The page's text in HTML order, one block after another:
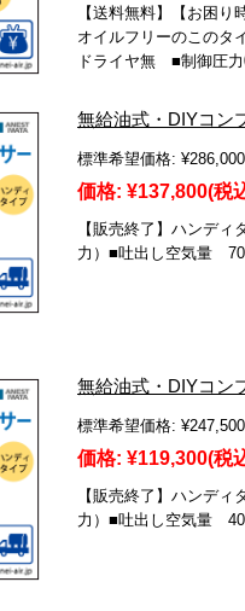
【送料無料】【お困
オイルフリーのこのタ
ドライヤ無 ■制御圧
無給油式・DIYコン
標準希望価格: ¥286,000
価格: ¥137,800(税
【販売終了】ハンデ
力）■吐出し空気量
無給油式・DIYコン
標準希望価格: ¥247,500
価格: ¥119,300(税
【販売終了】ハンデ
力）■吐出し空気量